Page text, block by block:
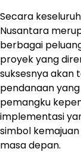
Secara
Nusantara
berbagai
proyek yang
suksesnya akan
pendanaan
pemangku
implementasi
simbol
masa depan.